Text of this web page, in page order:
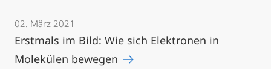
02. März 2021
Erstmals im Bild: Wie sich Elektronen in
Molekülen bewegen